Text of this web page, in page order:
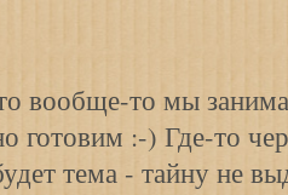
вообще-то мы
готовим :-) Где-то
тема - тайну не